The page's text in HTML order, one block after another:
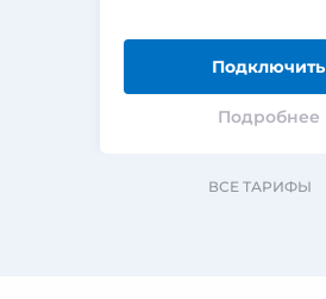
Подключить
Подробнее
ВСЕ ТАРИФЫ